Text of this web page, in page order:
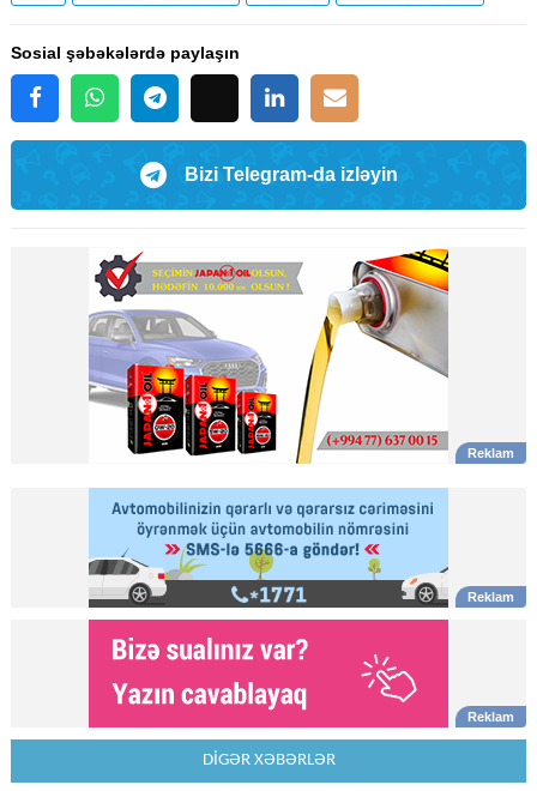
Sosial şəbəkələrdə paylaşın
Bizi Telegram-da izləyin
DİGƏR XƏBƏRLƏR